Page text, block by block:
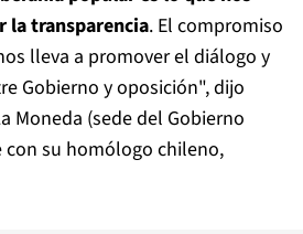
la transparencia. El compromiso
lleva a promover el diálogo y
Gobierno y oposición", dijo
Moneda (sede del Gobierno
su homólogo chileno,